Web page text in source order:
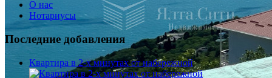
О нас
Нотариусы
Последние добавления
Квартира в 2-х минутах от набережной